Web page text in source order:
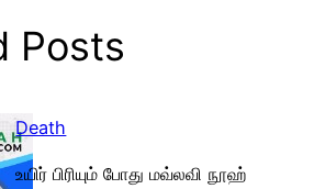
Posts
Death
உயிர் பிரியும் போது மவ்லவி நூஹ்